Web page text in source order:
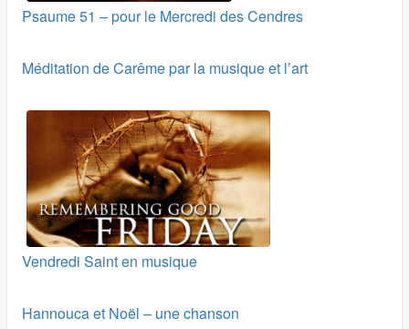
Psaume 51 – pour le Mercredi des Cendres
Méditation de Carême par la musique et l’art
Vendredi Saint en musique
Hannouca et Noël – une chanson